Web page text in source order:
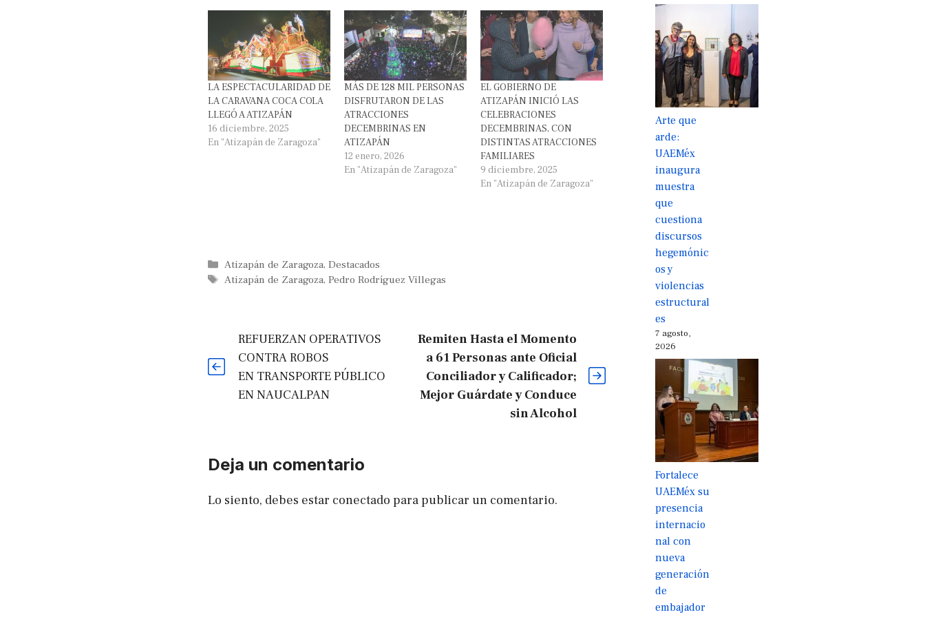
LA ESPECTACULARIDAD DE
LA CARAVANA COCA COLA
LLEGÓ A ATIZAPÁN
16 diciembre, 2025
En "Atizapán de Zaragoza"
MÁS DE 128 MIL PERSONAS
DISFRUTARON DE LAS
ATRACCIONES
DECEMBRINAS EN
ATIZAPÁN
12 enero, 2026
En "Atizapán de Zaragoza"
EL GOBIERNO DE
ATIZAPÁN INICIÓ LAS
CELEBRACIONES
DECEMBRINAS, CON
DISTINTAS ATRACCIONES
FAMILIARES
9 diciembre, 2025
En "Atizapán de Zaragoza"
Categorías
Atizapán de Zaragoza,Destacados
Etiquetas
Atizapán de Zaragoza,Pedro Rodríguez Villegas
REFUERZAN OPERATIVOS
CONTRA ROBOS
EN TRANSPORTE PÚBLICO
EN NAUCALPAN
Remiten Hasta el Momento
a 61 Personas ante Oficial
Conciliador y Calificador;
Mejor Guárdate y Conduce
sin Alcohol
Deja un comentario
Lo siento, debes estar conectado para publicar un comentario.
Arte que
arde:
UAEMéx
inaugura
muestra
que
cuestiona
discursos
hegemónic
os y
violencias
estructural
es
7 agosto,
2026
Fortalece
UAEMéx su
presencia
internacio
nal con
nueva
generación
de
embajador